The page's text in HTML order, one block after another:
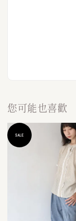
您可能也喜歡
SALE